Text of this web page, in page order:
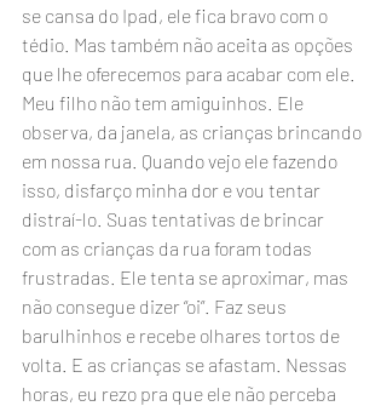
se cansa do Ipad, ele fica bravo com o
tédio. Mas também não aceita as opções
que lhe oferecemos para acabar com ele.
Meu filho não tem amiguinhos. Ele
observa, da janela, as crianças brincando
em nossa rua. Quando vejo ele fazendo
isso, disfarço minha dor e vou tentar
distraí-lo. Suas tentativas de brincar
com as crianças da rua foram todas
frustradas. Ele tenta se aproximar, mas
não consegue dizer “oi”. Faz seus
barulhinhos e recebe olhares tortos de
volta. E as crianças se afastam. Nessas
horas, eu rezo pra que ele não perceba